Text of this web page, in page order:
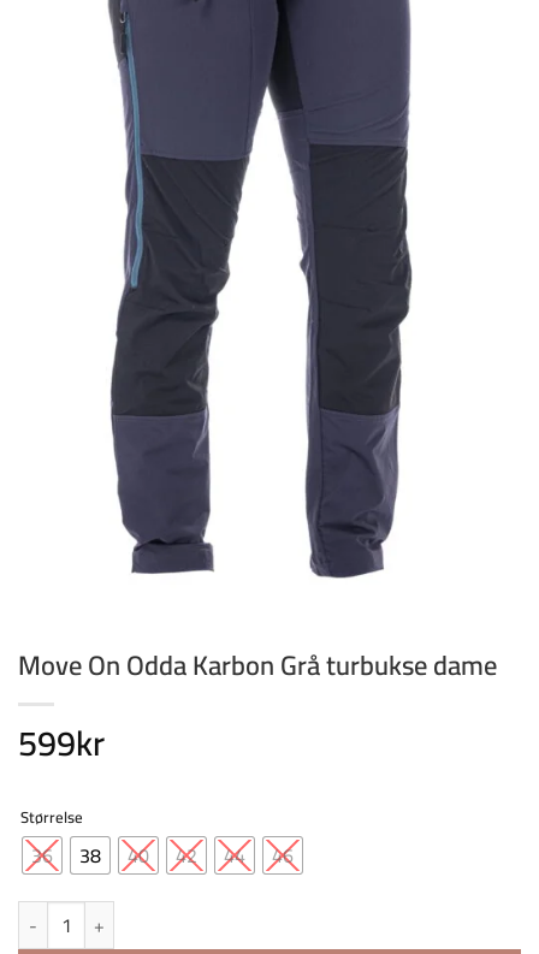
Move On Odda Karbon Grå turbukse dame
599kr
Størrelse
36 38 40 42 44 46
Move On Odda Karbon Grå turbukse dame antall